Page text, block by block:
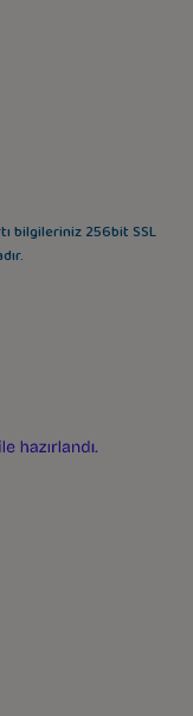
bilgileriniz 256bit SSL
e-